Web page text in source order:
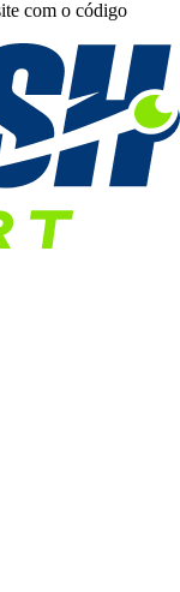
com o código